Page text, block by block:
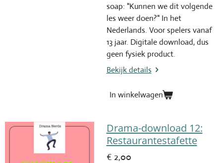
soap: "Kunnen we dit volgende
les weer doen?" In het
Nederlands. Voor spelers vanaf
13 jaar. Digitale download, dus
geen fysiek product.
Bekijk details
In winkelwagen
Drama-download 12:
Restaurantestafette
€ 2,00